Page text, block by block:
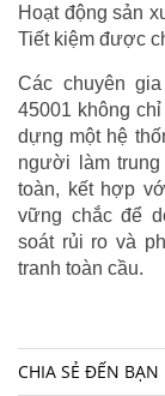
Hoạt động sản
Tiết kiệm được
Các chuyên
45001 không
dựng một hệ
người làm
toàn, kết hợp
vững chắc để
soát rủi ro và
tranh toàn cầu.
CHIA SẺ ĐẾN BẠN